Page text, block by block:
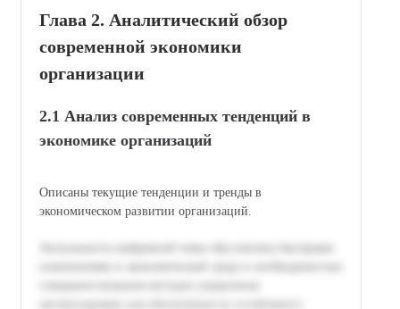
Глава 2. Аналитический обзор
современной экономики
организации
2.1 Анализ современных тенденций в
экономике организаций
Описаны текущие тенденции и тренды в
экономическом развитии организаций.